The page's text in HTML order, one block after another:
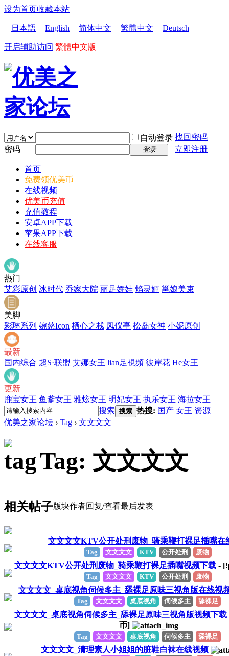
设为首页收藏本站
日本語 English 简体中文 繁體中文 Deutsch
开启辅助访问 繁體中文版
自动登录 找回密码
密码
登录 立即注册
首页
免费领优美币
在线视频
优美币充值
充值教程
安卓APP下载
苹果APP下载
在线客服
热门
艾彩原创 冰时代 乔家大院 丽足娇娃 焰灵姬 邕娘美束
美脚
彩琳系列 婉慈Icon 栖心之栈 凤仪亭 松岛女神 小妮原创
最新
国内综合 超S·联盟 艾娜女王 lian足視頻 彼岸花 He女王
更新
鹿宝女王 鱼爹女王 雅炫女王 明妃女王 执乐女王 海拉女王
搜索 搜索 热搜: 国产 女王 资源
优美之家论坛 › Tag › 文文文文
Tag: 文文文文
相关帖子版块作者回复/查看最后发表
文文文文KTV公开处刑废物_骑乘鞭打裸足插嘴在
Tag 文文文文 KTV 公开处刑 废物
文文文文KTV公开处刑废物_骑乘鞭打裸足插嘴视频下载 -
Tag 文文文文 KTV 公开处刑 废物
文文文文_桌底视角伺候多主_舔裸足原味三视角版在线视
Tag 文文文文 桌底视角 伺候多主 舔裸足
文文文文_桌底视角伺候多主_舔裸足原味三视角版视频下载
币]
Tag 文文文文 桌底视角 伺候多主 舔裸足
文文文文_清理素人小姐姐的脏鞋白袜在线视频